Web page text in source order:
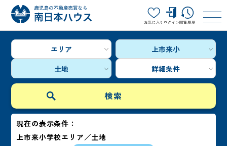
お気に入り ログイン閲覧履歴
エリア
上市来小
土地
詳細条件
現在の表示条件：
上市来小学校エリア／土地